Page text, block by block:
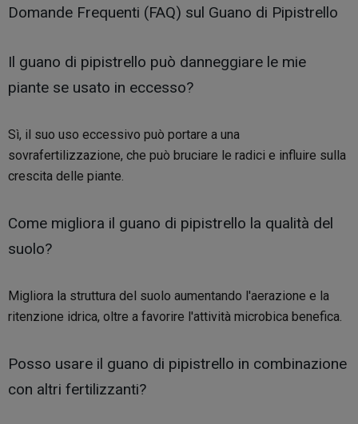
Domande Frequenti (FAQ) sul Guano di Pipistrello
Il guano di pipistrello può danneggiare le mie
piante se usato in eccesso?
Sì, il suo uso eccessivo può portare a una
sovrafertilizzazione, che può bruciare le radici e influire sulla
crescita delle piante.
Come migliora il guano di pipistrello la qualità del
suolo?
Migliora la struttura del suolo aumentando l'aerazione e la
ritenzione idrica, oltre a favorire l'attività microbica benefica.
Posso usare il guano di pipistrello in combinazione
con altri fertilizzanti?